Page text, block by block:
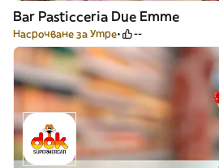
Bar Pasticceria Due Emme
Насрочване за Утре --